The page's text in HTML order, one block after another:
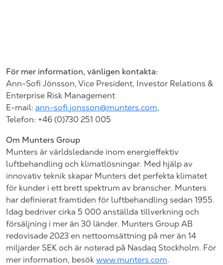
För mer information, vänligen kontakta:
Ann-Sofi Jönsson, Vice President, Investor Relations &
Enterprise Risk Management
E-mail: ann-sofi.jonsson@munters.com,
Telefon: +46 (0)730 251 005
Om Munters Group
Munters är världsledande inom energieffektiv
luftbehandling och klimatlösningar. Med hjälp av
innovativ teknik skapar Munters det perfekta klimatet
för kunder i ett brett spektrum av branscher. Munters
har definierat framtiden för luftbehandling sedan 1955.
Idag bedriver cirka 5 000 anställda tillverkning och
försäljning i mer än 30 länder. Munters Group AB
redovisade 2023 en nettoomsättning på mer än 14
miljarder SEK och är noterad på Nasdaq Stockholm. För
mer information, besök www.munters.com.